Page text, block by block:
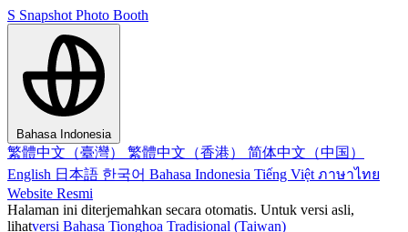
S Snapshot Photo Booth
Bahasa Indonesia
繁體中文（臺灣） 繁體中文（香港） 简体中文（中国）
English 日本語 한국어 Bahasa Indonesia Tiếng Việt ภาษาไทย
Website Resmi
Halaman ini diterjemahkan secara otomatis. Untuk versi asli,
lihatversi Bahasa Tionghoa Tradisional (Taiwan)